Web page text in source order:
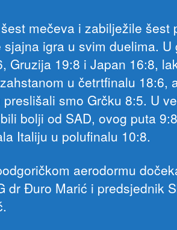
šest mečeva i zabilježile šest
igra u svim duelima. U
Gruzija 19:8 i Japan 16:8,
u četrtfinalu 18:6,
smo Grčku 8:5. U
bolji od SAD, ovog puta
Italiju u polufinalu 10:8.
aerodormu
dr Đuro Marić i predsjednik